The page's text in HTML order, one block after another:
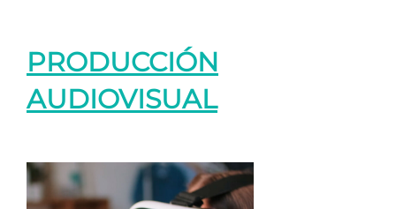
PRODUCCIÓN
AUDIOVISUAL